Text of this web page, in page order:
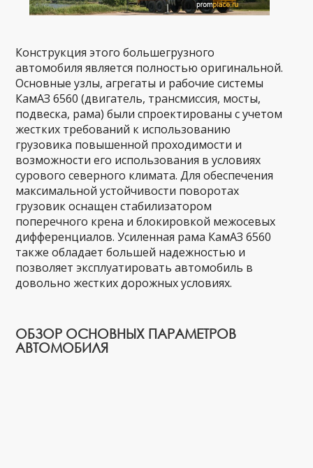
Конструкция этого большегрузного
автомобиля является полностью оригинальной.
Основные узлы, агрегаты и рабочие системы
КамАЗ 6560 (двигатель, трансмиссия, мосты,
подвеска, рама) были спроектированы с учетом
жестких требований к использованию
грузовика повышенной проходимости и
возможности его использования в условиях
сурового северного климата. Для обеспечения
максимальной устойчивости поворотах
грузовик оснащен стабилизатором
поперечного крена и блокировкой межосевых
дифференциалов. Усиленная рама КамАЗ 6560
также обладает большей надежностью и
позволяет эксплуатировать автомобиль в
довольно жестких дорожных условиях.
ОБЗОР ОСНОВНЫХ ПАРАМЕТРОВ
АВТОМОБИЛЯ